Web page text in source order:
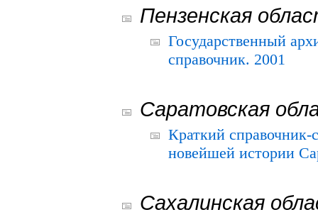
Пензенская
Государственный
справочник. 2001
Саратовская
Краткий
новейшей истории
Сахалинская